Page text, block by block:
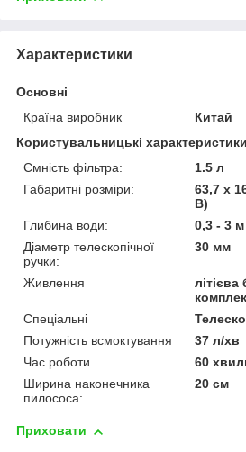
Характеристики
Основні
Країна виробник
Китай
Користувальницькі характеристики
Ємність фільтра:
1.5 л
Габаритні розміри:
63,7 x
В)
Глибина води:
0,3 - 3 м
Діаметр телескопічної
ручки:
30 мм
Живлення
Спеціальні
Потужність всмоктування
37 л/хв
Час роботи
60
Ширина наконечника
пилососа:
20 см
Приховати